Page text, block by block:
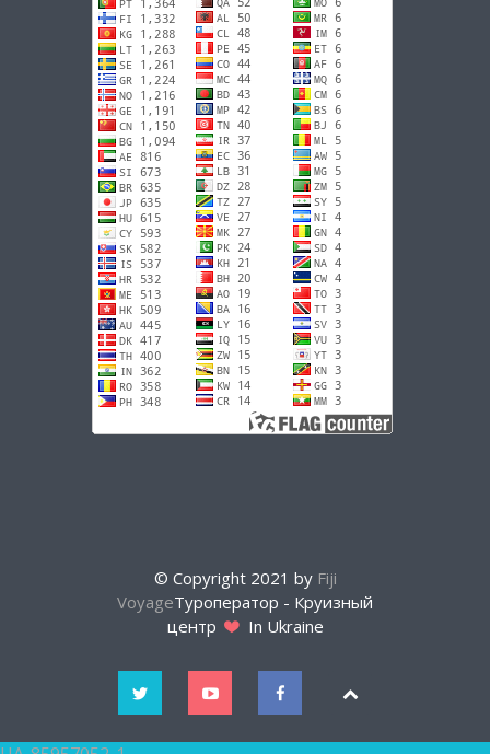
© Copyright 2021 by Fiji
VoyageТуроператор - Круизный
центр
In Ukraine